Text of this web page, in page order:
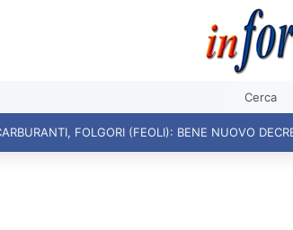
FOLGORI (FEOLI): BENE NUOVO